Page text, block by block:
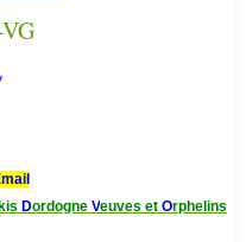
Dordogne Veuves et Orphelins